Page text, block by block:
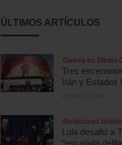
ÚLTIMOS ARTÍCULOS
Guerra en Medio
Tres
Irán y Estados
Relaciones
Lula desafió a
“escalada